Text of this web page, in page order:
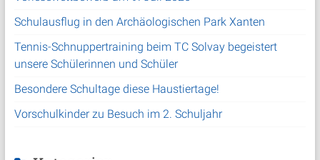
Schulausflug in den Archäologischen Park Xanten
Tennis-Schnuppertraining beim TC Solvay begeistert
unsere Schülerinnen und Schüler
Besondere Schultage diese Haustiertage!
Vorschulkinder zu Besuch im 2. Schuljahr